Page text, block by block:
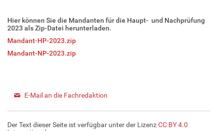
Hier können Sie die Mandanten für die Haupt- und Nachprüfung
2023 als Zip-Datei herunterladen.
Mandant-HP-2023.zip
Mandant-NP-2023.zip
E-Mail an die Fachredaktion
Der Text dieser Seite ist verfügbar unter der LizenzCC BY 4.0